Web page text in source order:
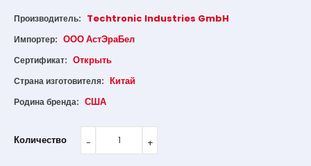
Производитель: Techtronic Industries GmbH
Импортер: ООО АстЭраБел
Сертификат: Открыть
Страна изготовителя: Китай
Родина бренда: США
Количество